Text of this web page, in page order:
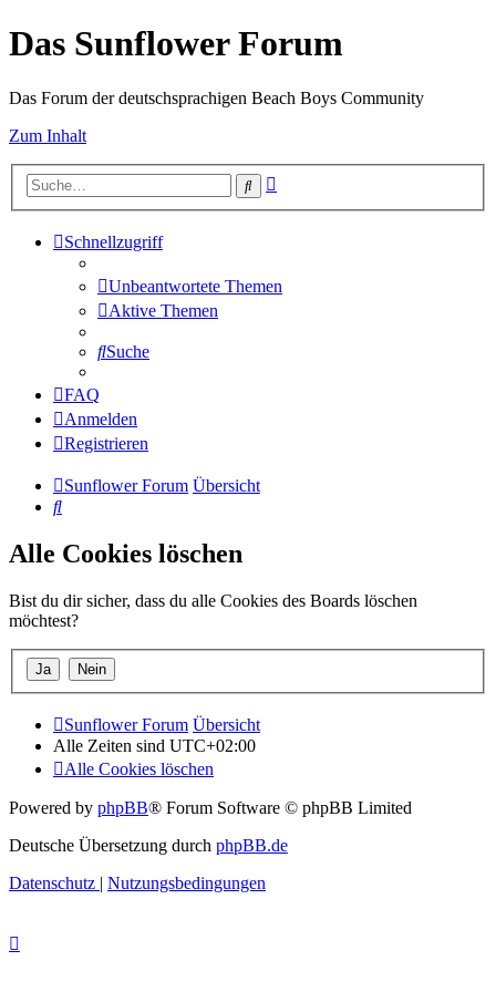
Das Sunflower Forum
Das Forum der deutschsprachigen Beach Boys Community
Zum Inhalt
Suche
Schnellzugriff
Unbeantwortete Themen
Aktive Themen
Suche
FAQ
Anmelden
Registrieren
Sunflower Forum Übersicht
Suche
Alle Cookies löschen
Bist du dir sicher, dass du alle Cookies des Boards löschen
möchtest?
Sunflower Forum Übersicht
Alle Zeiten sind UTC+02:00
Alle Cookies löschen
Powered by phpBB® Forum Software © phpBB Limited
Deutsche Übersetzung durch phpBB.de
Datenschutz | Nutzungsbedingungen